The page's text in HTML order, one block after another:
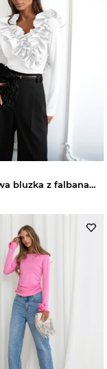
Wiskozowa bluzka z falbanami ORNELLA - biała magmac